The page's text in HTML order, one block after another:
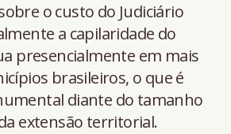
o custo do Judiciário
a capilaridade do
presencialmente em mais
brasileiros, o que é
diante do tamanho
extensão territorial.